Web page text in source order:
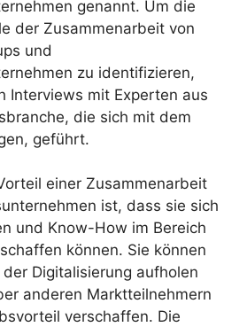
genannt. Um die
der Zusammenarbeit von
und
zu identifizieren,
Interviews mit Experten aus
die sich mit dem
geführt.
einer Zusammenarbeit
ist, dass sie sich
und Know-How im Bereich
können. Sie können
Digitalisierung aufholen
anderen Marktteilnehmern
verschaffen. Die